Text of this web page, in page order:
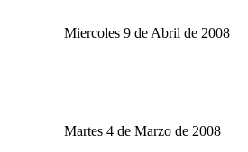
Miercoles 9 de Abril de 2008
Martes 4 de Marzo de 2008